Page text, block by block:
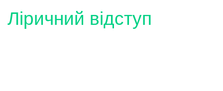
Ліричний відступ